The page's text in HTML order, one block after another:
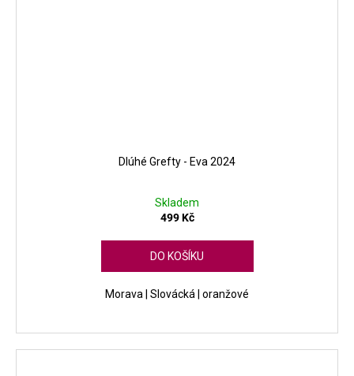
Dlúhé Grefty - Eva 2024
Skladem
499 Kč
DO KOŠÍKU
Morava | Slovácká | oranžové